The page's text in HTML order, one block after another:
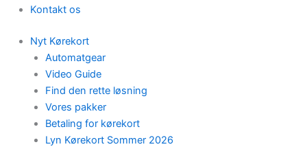
Kontakt os
Nyt Kørekort
Automatgear
Video Guide
Find den rette løsning
Vores pakker
Betaling for kørekort
Lyn Kørekort Sommer 2026